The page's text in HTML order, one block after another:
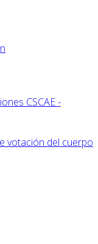
CSCAE -
votación del cuerpo